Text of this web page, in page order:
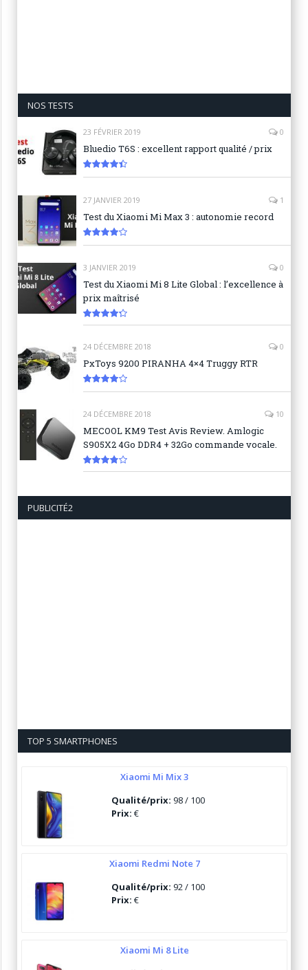
NOS TESTS
23 FÉVRIER 2019 0
Bluedio T6S : excellent rapport qualité / prix
27 JANVIER 2019 1
Test du Xiaomi Mi Max 3 : autonomie record
8.3
3 JANVIER 2019 0
Test du Xiaomi Mi 8 Lite Global : l’excellence à
prix maîtrisé
24 DÉCEMBRE 2018 0
PxToys 9200 PIRANHA 4×4 Truggy RTR
8.1
24 DÉCEMBRE 2018 10
MECOOL KM9 Test Avis Review. Amlogic
S905X2 4Go DDR4 + 32Go commande vocale.
PUBLICITÉ2
TOP 5 SMARTPHONES
Xiaomi Mi Mix 3
Qualité/prix: 98 / 100
Prix: €
Xiaomi Redmi Note 7
Qualité/prix: 92 / 100
Prix: €
Xiaomi Mi 8 Lite